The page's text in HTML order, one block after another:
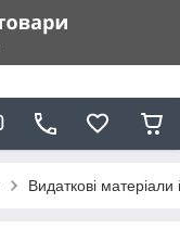
Видаткові